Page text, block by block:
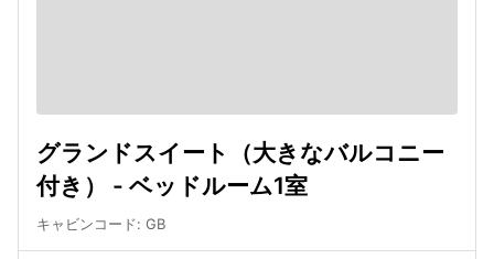
グランドスイート（大きなバルコニー
付き） - ベッドルーム1室
キャビンコード: GB